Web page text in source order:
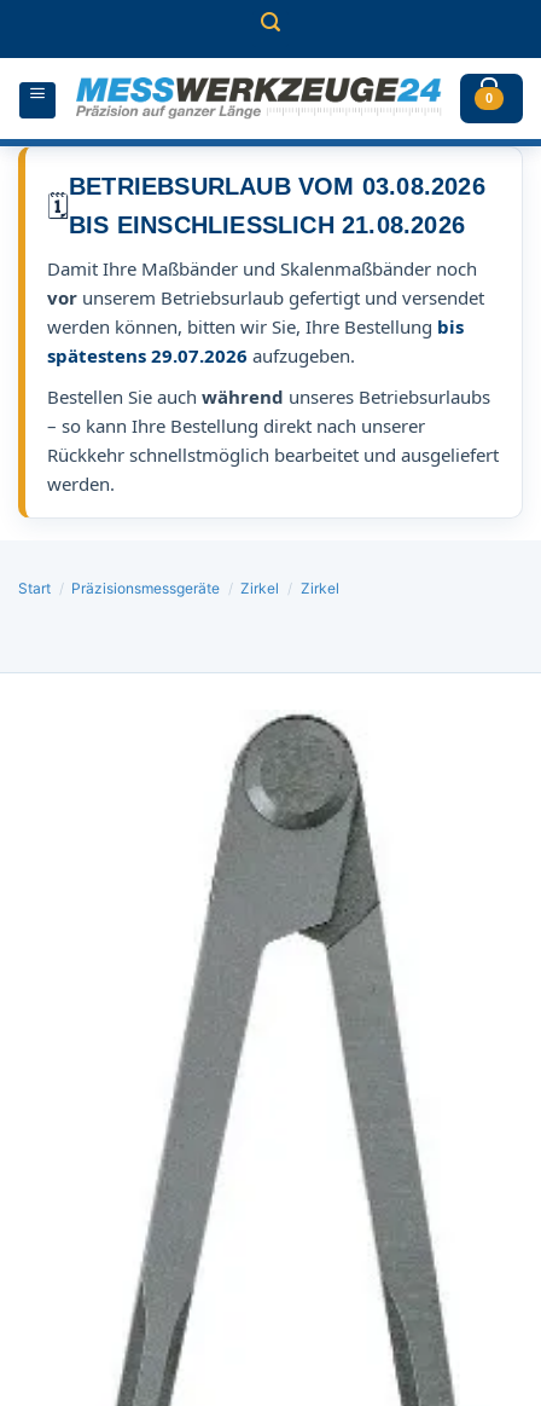
0
🗓️
BETRIEBSURLAUB VOM 03.08.2026
BIS EINSCHLIESSLICH 21.08.2026
Damit Ihre Maßbänder und Skalenmaßbänder noch
vor unserem Betriebsurlaub gefertigt und versendet
werden können, bitten wir Sie, Ihre Bestellung bis
spätestens 29.07.2026 aufzugeben.
Bestellen Sie auch während unseres Betriebsurlaubs
– so kann Ihre Bestellung direkt nach unserer
Rückkehr schnellstmöglich bearbeitet und ausgeliefert
werden.
Start / Präzisionsmessgeräte / Zirkel / Zirkel